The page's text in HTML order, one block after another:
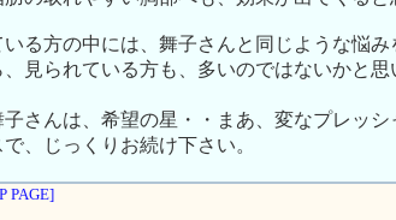
る方の中には、舞子さんと同じような悩
見られている方も、多いのではないかと
さんは、希望の星・・まあ、変なプレッ
、じっくりお続け下さい。
PAGE]